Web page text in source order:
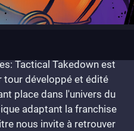
Tactical Takedown est
tour développé et édité
place dans l'univers du
adaptant la franchise
nous invite à retrouver